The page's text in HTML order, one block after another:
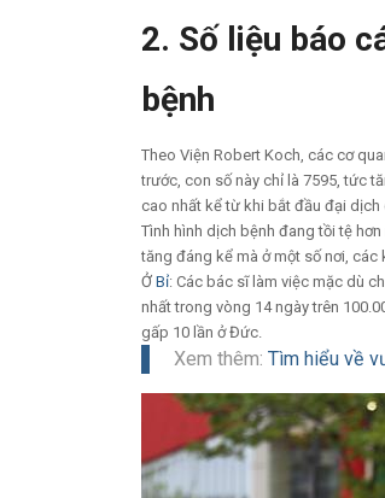
2. Số liệu báo
bệnh
Theo Viện Robert Koch, các cơ
trước, con số này chỉ là 7595, tức
cao nhất kể từ khi bắt đầu đại dịch
Tình hình dịch bệnh đang tồi tệ
tăng đáng kể mà ở một số nơi,
Ở Bỉ: Các bác sĩ làm việc mặc dù
nhất trong vòng 14 ngày trên
gấp 10 lần ở Đức.
Xem thêm:Tìm hiểu về